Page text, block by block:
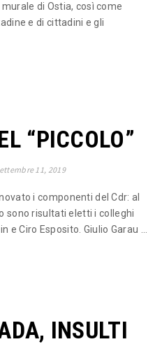
di Ostia, così come
e di cittadini e gli
“PICCOLO”
11, 2019
i componenti del Cdr: al
sono risultati eletti i colleghi
e Ciro Esposito. Giulio Garau ...
INSULTI